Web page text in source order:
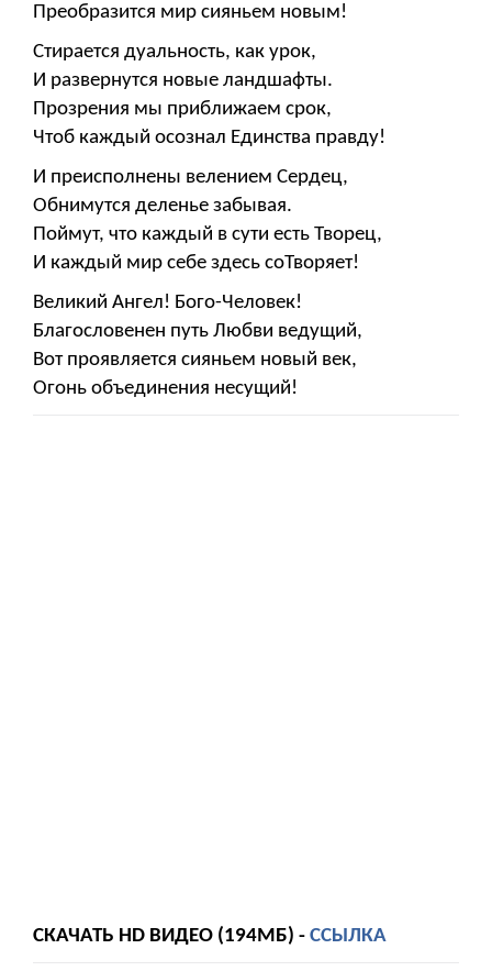
Преобразится мир сияньем новым!
Стирается дуальность, как урок,
И развернутся новые ландшафты.
Прозрения мы приближаем срок,
Чтоб каждый осознал Единства правду!
И преисполнены велением Сердец,
Обнимутся деленье забывая.
Поймут, что каждый в сути есть Творец,
И каждый мир себе здесь соТворяет!
Великий Ангел! Бого-Человек!
Благословенен путь Любви ведущий,
Вот проявляется сияньем новый век,
Огонь объединения несущий!
СКАЧАТЬ HD ВИДЕО (194МБ) - ССЫЛКА